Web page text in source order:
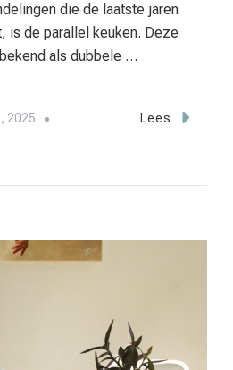
die de laatste jaren
is de parallel keuken. Deze
als dubbele …
2025 Lees